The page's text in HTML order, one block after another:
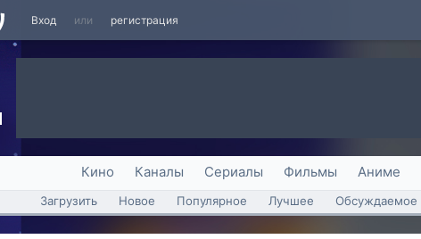
Вход или регистрация
Кино Каналы Сериалы Фильмы Аниме
Загрузить Новое Популярное Лучшее Обсуждаемое